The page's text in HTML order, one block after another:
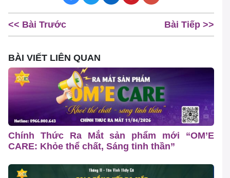
<< Bài Trước Bài Tiếp >>
BÀI VIẾT LIÊN QUAN
Chính Thức Ra Mắt sản phẩm mới “OM’E
CARE: Khỏe thể chất, Sáng tinh thần”